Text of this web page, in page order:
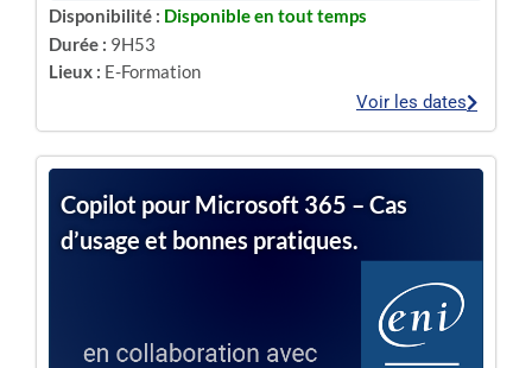
Disponibilité : Disponible en tout temps
Durée : 9H53
Lieux : E-Formation
Voir les dates
Copilot pour Microsoft 365 – Cas
d’usage et bonnes pratiques.